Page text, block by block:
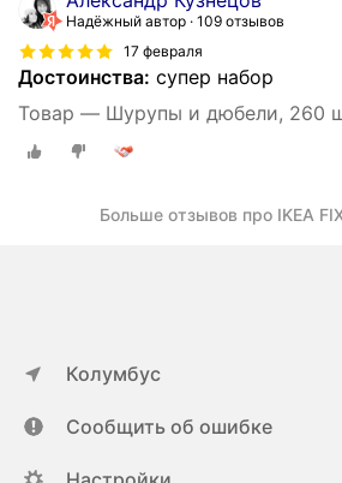
Надёжный автор 109 отзывов
17 февраля
Достоинства: супер набор
Товар — Шурупы и дюбели, 260
Больше отзывов про IKEA
Колумбус
Сообщить об ошибке